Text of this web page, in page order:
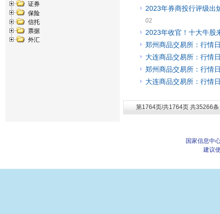
证券
保险
信托
票据
外汇
2023年券商投行评级出
02
2023年收官！十大牛股
郑州商品交易所：行情
大连商品交易所：行情
郑州商品交易所：行情
大连商品交易所：行情
第1764页/共1764页 共35266条
国家信息中
建议